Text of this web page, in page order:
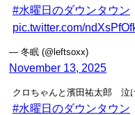
#水曜日のダウンタウン
pic.twitter.com/
— 冬眠 (@leftsoxx)
November 13, 2025
クロちゃんと濱田祐太郎 泣
#水曜日のダウンタウン